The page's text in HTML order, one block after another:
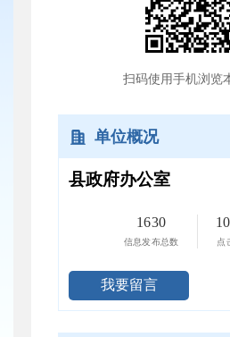
扫码使用手机浏览
单位概况
县政府办公室
1630
信息发布总数 点
我要留言